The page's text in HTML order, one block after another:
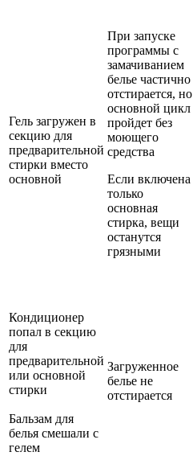
Гель загружен в
секцию для
предварительной
стирки вместо
основной
При запуске
программы с
замачиванием
белье частично
отстирается, но
основной цикл
пройдет без
моющего
средства
Если включена
только
основная
стирка, вещи
останутся
грязными
Кондиционер
попал в секцию
для
предварительной
или основной
стирки
Загруженное
белье не
отстирается
Бальзам для
белья смешали с
гелем